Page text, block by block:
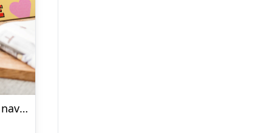
Toblerone med navn og billede i kærlighedstema – 340 gr